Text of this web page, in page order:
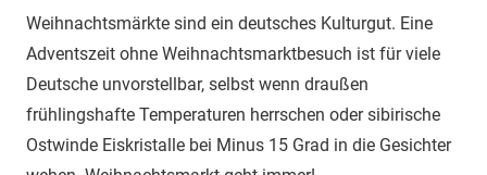
Weihnachtsmärkte sind ein deutsches Kulturgut. Eine
Adventszeit ohne Weihnachtsmarktbesuch ist für viele
Deutsche unvorstellbar, selbst wenn draußen
frühlingshafte Temperaturen herrschen oder sibirische
Ostwinde Eiskristalle bei Minus 15 Grad in die Gesichter